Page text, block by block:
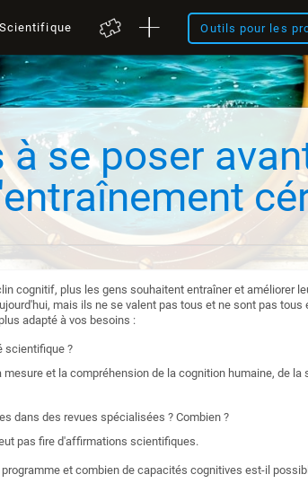
Outils pour les
se poser
cognitif, plus les gens souhaitent entraîner et améliorer
mais ils ne se valent pas tous et ne sont pas
adapté à vos besoins :
scientifique ?
et la compréhension de la cognition humaine, de
dans des revues spécialisées ? Combien ?
pas fire d'affirmations scientifiques.
et combien de capacités cognitives est-il